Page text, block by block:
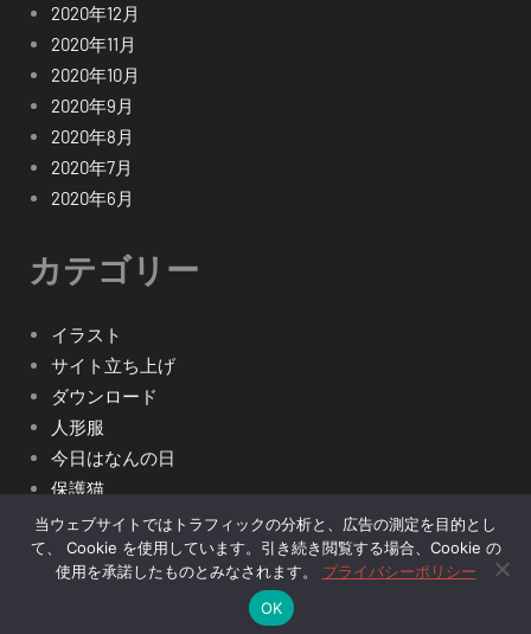
2020年12月
2020年11月
2020年10月
2020年9月
2020年8月
2020年7月
2020年6月
カテゴリー
イラスト
サイト立ち上げ
ダウンロード
人形服
今日はなんの日
保護猫
型紙
木工・ミニチュア
当ウェブサイトではトラフィックの分析と、広告の測定を目的とし
て、 Cookie を使用しています。引き続き閲覧する場合、Cookie の
使用を承諾したものとみなされます。 プライバシーポリシー
OK